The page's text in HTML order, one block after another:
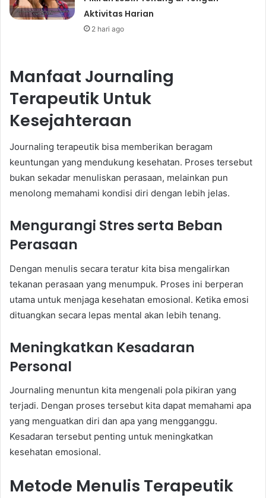
Aktivitas Harian
2 hari ago
Manfaat Journaling
Terapeutik Untuk
Kesejahteraan
Journaling terapeutik bisa memberikan beragam
keuntungan yang mendukung kesehatan. Proses tersebut
bukan sekadar menuliskan perasaan, melainkan pun
menolong memahami kondisi diri dengan lebih jelas.
Mengurangi Stres serta Beban
Perasaan
Dengan menulis secara teratur kita bisa mengalirkan
tekanan perasaan yang menumpuk. Proses ini berperan
utama untuk menjaga kesehatan emosional. Ketika emosi
dituangkan secara lepas mental akan lebih tenang.
Meningkatkan Kesadaran
Personal
Journaling menuntun kita mengenali pola pikiran yang
terjadi. Dengan proses tersebut kita dapat memahami apa
yang menguatkan diri dan apa yang mengganggu.
Kesadaran tersebut penting untuk meningkatkan
kesehatan emosional.
Metode Menulis Terapeutik